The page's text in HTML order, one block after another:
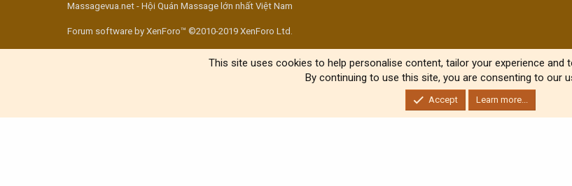
Massagevua.net - Hội Quán Massage lớn nhất Việt Nam
Forum software by XenForo™ ©2010-2019 XenForo Ltd.
This site uses cookies to help personalise content, tailor your experience and
By continuing to use this site, you are consenting to our
Accept Learn more...